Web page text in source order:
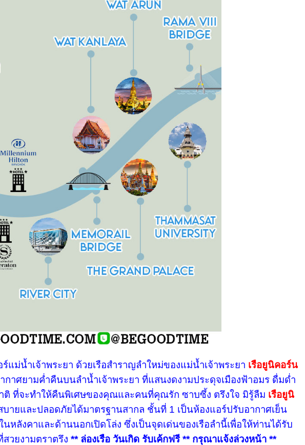
ม่น้ำเจ้าพระยา ด้วยเรือสำราญลำใหม่ของแม่น้ำเจ้าพระยา เรือยูนิคอร์น
าศยามค่ำคืนบนลำน้ำเจ้าพระยา ที่แสนงดงามประดุจเมืองฟ้าอมร ดื่มด่ำ
ที่จะทำให้คืนพิเศษของคุณและคนที่คุณรัก ซาบซึ้ง ตรึงใจ มิรู้ลืม เรือยูนิ
ายและปลอดภัยได้มาตรฐานสากล ชั้นที่ 1 เป็นห้องแอร์ปรับอากาศเย็น
ลังคาและด้านนอกเปิดโล่ง ซึ่งเป็นจุดเด่นของเรือลำนี้เพื่อให้ท่านได้รับ
วยงามตราตรึง ** ล่องเรือ วันเกิด รับเค้กฟรี ** กรุณาแจ้งล่วงหน้า **